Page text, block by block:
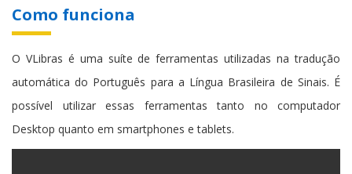
Como funciona
O VLibras é uma suíte de ferramentas utilizadas na tradução
automática do Português para a Língua Brasileira de Sinais. É
possível utilizar essas ferramentas tanto no computador
Desktop quanto em smartphones e tablets.